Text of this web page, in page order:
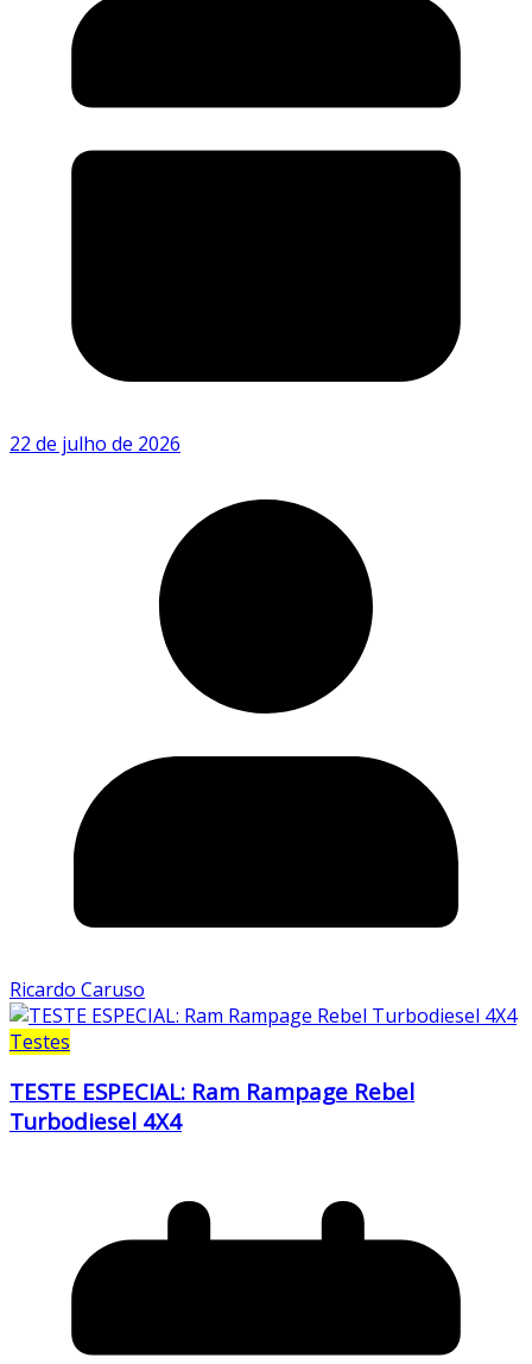
22 de julho de 2026
Ricardo Caruso
Testes
TESTE ESPECIAL: Ram Rampage Rebel
Turbodiesel 4X4